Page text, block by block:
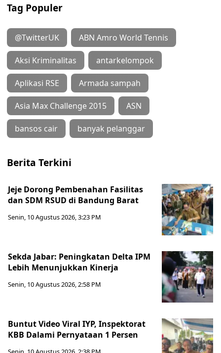
Tag Populer
@TwitterUK ABN Amro World Tennis
Aksi Kriminalitas antarkelompok
Aplikasi RSE Armada sampah
Asia Max Challenge 2015 ASN
bansos cair banyak pelanggar
Berita Terkini
Jeje Dorong Pembenahan Fasilitas
dan SDM RSUD di Bandung Barat
Senin, 10 Agustus 2026, 3:23 PM
Sekda Jabar: Peningkatan Delta IPM
Lebih Menunjukkan Kinerja
Senin, 10 Agustus 2026, 2:58 PM
Buntut Video Viral IYP, Inspektorat
KBB Dalami Pernyataan 1 Persen